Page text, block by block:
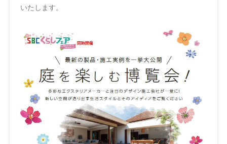
いたします。